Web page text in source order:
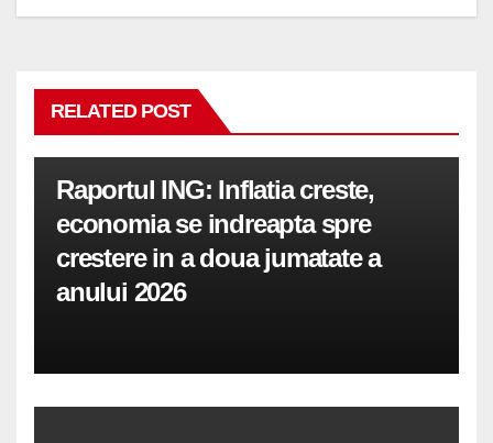
RELATED POST
Raportul ING: Inflatia creste,
economia se indreapta spre
crestere in a doua jumatate a
anului 2026